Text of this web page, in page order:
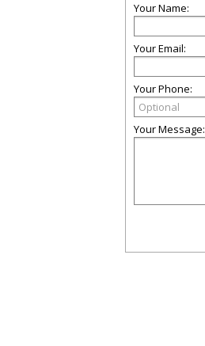
Your Name:
Your Email:
Your Phone:
Your Message: